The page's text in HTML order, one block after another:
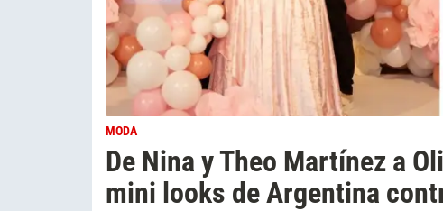
MODA
De Nina y Theo Martínez a
mini looks de Argentina